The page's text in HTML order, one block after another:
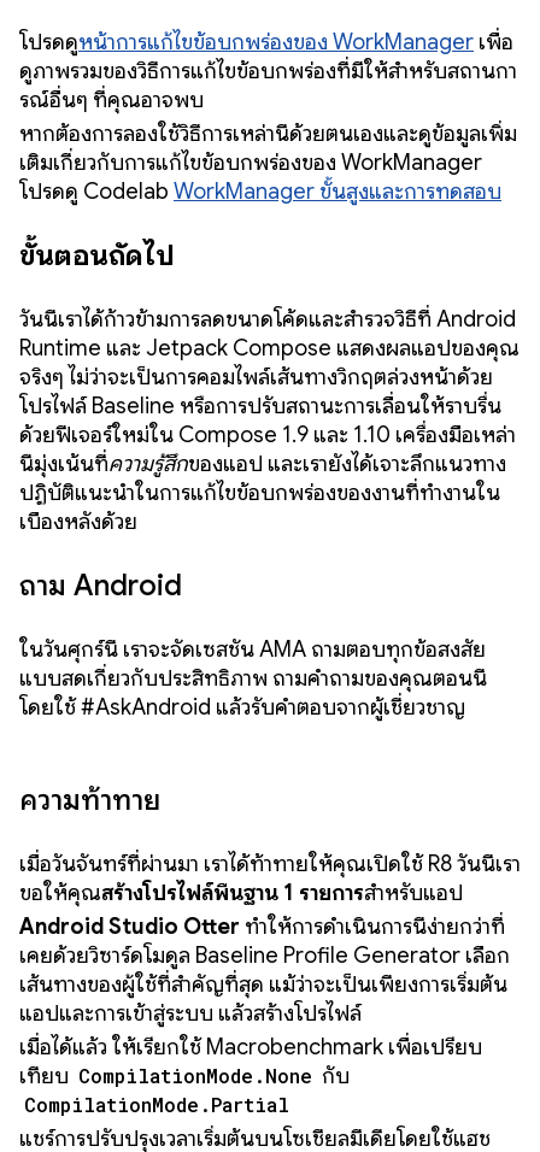
โปรดดูหน้าการแก้ไขข้อบกพร่องของ WorkManager เพื่อ
ดูภาพรวมของวิธีการแก้ไขข้อบกพร่องที่มีให้สำหรับสถานกา
รณ์อื่นๆ ที่คุณอาจพบ
หากต้องการลองใช้วิธีการเหล่านี้ด้วยตนเองและดูข้อมูลเพิ่ม
เติมเกี่ยวกับการแก้ไขข้อบกพร่องของ WorkManager
โปรดดู Codelab WorkManager ขั้นสูงและการทดสอบ
ขั้นตอนถัดไป
วันนี้เราได้ก้าวข้ามการลดขนาดโค้ดและสำรวจวิธีที่ Android
Runtime และ Jetpack Compose แสดงผลแอปของคุณ
จริงๆ ไม่ว่าจะเป็นการคอมไพล์เส้นทางวิกฤตล่วงหน้าด้วย
โปรไฟล์ Baseline หรือการปรับสถานะการเลื่อนให้ราบรื่น
ด้วยฟีเจอร์ใหม่ใน Compose 1.9 และ 1.10 เครื่องมือเหล่า
นี้มุ่งเน้นที่ความรู้สึกของแอป และเรายังได้เจาะลึกแนวทาง
ปฏิบัติแนะนำในการแก้ไขข้อบกพร่องของงานที่ทำงานใน
เบื้องหลังด้วย
ถาม Android
ในวันศุกร์นี้ เราจะจัดเซสชัน AMA ถามตอบทุกข้อสงสัย
แบบสดเกี่ยวกับประสิทธิภาพ ถามคำถามของคุณตอนนี้
โดยใช้ #AskAndroid แล้วรับคำตอบจากผู้เชี่ยวชาญ
ความท้าทาย
เมื่อวันจันทร์ที่ผ่านมา เราได้ท้าทายให้คุณเปิดใช้ R8 วันนี้เรา
ขอให้คุณสร้างโปรไฟล์พื้นฐาน 1 รายการสำหรับแอป
Android Studio Otter ทำให้การดำเนินการนี้ง่ายกว่าที่
เคยด้วยวิซาร์ดโมดูล Baseline Profile Generator เลือก
เส้นทางของผู้ใช้ที่สําคัญที่สุด แม้ว่าจะเป็นเพียงการเริ่มต้น
แอปและการเข้าสู่ระบบ แล้วสร้างโปรไฟล์
เมื่อได้แล้ว ให้เรียกใช้ Macrobenchmark เพื่อเปรียบ
เทียบ CompilationMode.None กับ
CompilationMode.Partial
แชร์การปรับปรุงเวลาเริ่มต้นบนโซเชียลมีเดียโดยใช้แฮช